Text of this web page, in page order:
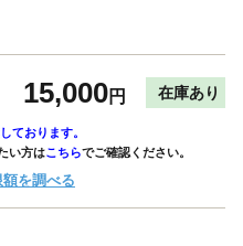
15,000円 在庫あり
ております。
い方はこちらでご確認ください。
額を調べる